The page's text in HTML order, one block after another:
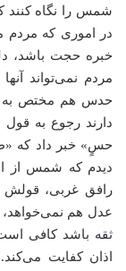
شمس را نگاه کنند
در اموری که مردم
خبره حجت باشد،
مردم نمی‌تواند
حدس هم مختص به
دارند رجوع به
حسٍ» خبر داد که
دیدم که شمس از
رافق غربی،
عدل هم
ثقه باشد کافی
اذان کفایت